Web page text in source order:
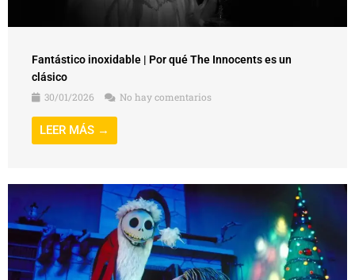
Fantástico inoxidable | Por qué The Innocents es un
clásico
30/01/2026
No hay comentarios
LEER MÁS →